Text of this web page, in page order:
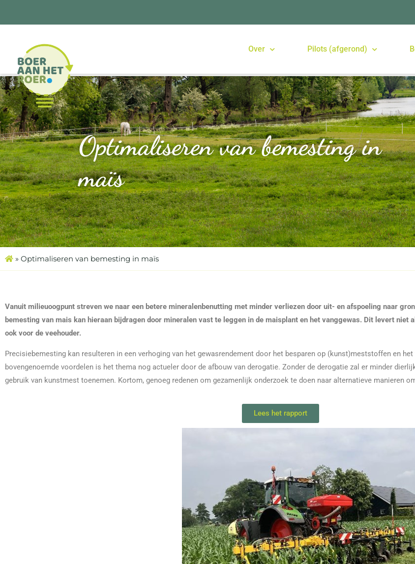
Over Pilots (afgerond)
Optimaliseren van bemesting in
maïs
» Optimaliseren van bemesting in maïs
Vanuit milieuoogpunt streven we naar een betere mineralenbenutting met minder verliezen door uit- en afspoeling naar
bemesting van mais kan hieraan bijdragen door mineralen vast te leggen in de maisplant en het vanggewas. Dit levert niet
ook voor de veehouder.
Precisiebemesting kan resulteren in een verhoging van het gewasrendement door het besparen op (kunst)meststoffen en
bovengenoemde voordelen is het thema nog actueler door de afbouw van derogatie. Zonder de derogatie zal er minder
gebruik van kunstmest toenemen. Kortom, genoeg redenen om gezamenlijk onderzoek te doen naar alternatieve manieren
Lees het rapport